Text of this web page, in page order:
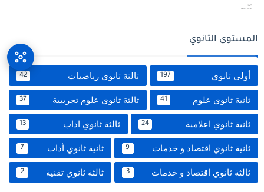
المستوى الثانوي
أولى ثانوي 197 ثالثة ثانوي رياضيات 42
ثانية ثانوي علوم 41 ثالثة ثانوي علوم تجريبية 37
ثانية ثانوي اعلامية 24 ثالثة ثانوي اداب 13
ثانية ثانوي اقتصاد و خدمات 9 ثانية ثانوي أداب 7
ثالثة ثانوي اقتصاد و خدمات 3 ثالثة ثانوي تقنية 2